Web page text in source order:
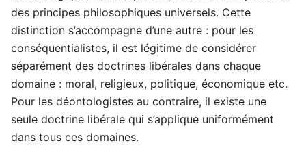
des principes philosophiques universels. Cette
distinction s’accompagne d’une autre : pour les
conséquentialistes, il est légitime de considérer
séparément des doctrines libérales dans chaque
domaine : moral, religieux, politique, économique etc.
Pour les déontologistes au contraire, il existe une
seule doctrine libérale qui s’applique uniformément
dans tous ces domaines.